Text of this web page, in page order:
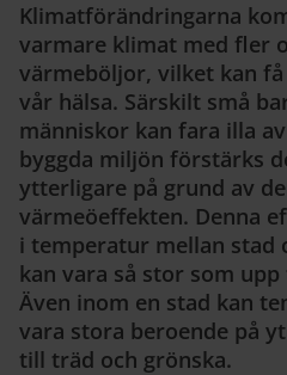
Klimatförändringarna
varmare klimat med fler
värmeböljor, vilket kan
vår hälsa. Särskilt små
människor kan fara illa
byggda miljön förstärks
ytterligare på grund av
värmeöeffekten. Denna
i temperatur mellan stad
kan vara så stor som
Även inom en stad kan
vara stora beroende på
till träd och grönska.